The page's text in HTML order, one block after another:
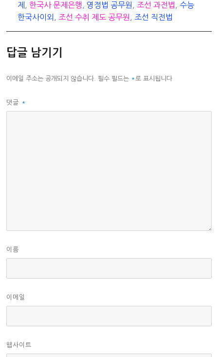
제
,한국사 문제은행 영정법 공무원 조선 과전법
수능
한국사이외
조선 수취 제도 공무원 조선 직전법
답글 남기기
이메일 주소는 공개되지 않습니다. 필수 필드는 *로 표시됩니다
댓글 *
이름
이메일
웹사이트